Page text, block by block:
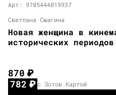
Арт: 9785444819937
Светлана Смагина
Новая женщина в
исторических периодов
870₽
782₽ с Зотов.Картой